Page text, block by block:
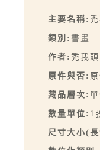
主要名稱:
類別: 書畫
作者: 禿我頭
原件與否:
藏品層次:
數量單位: 1
尺寸大小(